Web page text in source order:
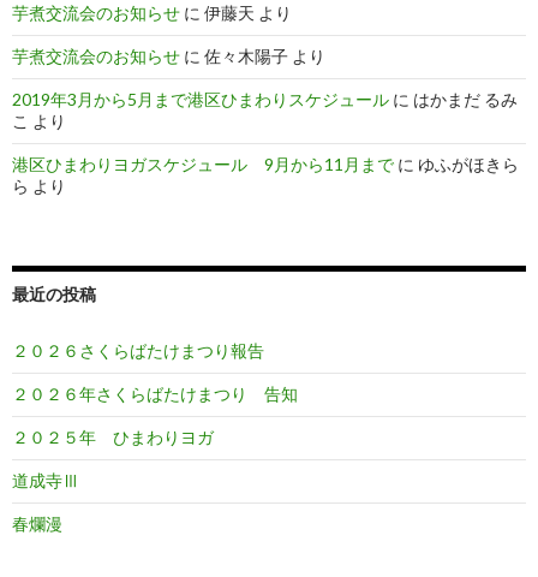
芋煮交流会のお知らせ に 伊藤天 より
芋煮交流会のお知らせ に 佐々木陽子 より
2019年3月から5月まで港区ひまわりスケジュール に はかまだ るみ
こ より
港区ひまわりヨガスケジュール 9月から11月まで に ゆふがほきら
ら より
最近の投稿
２０２６さくらばたけまつり報告
２０２６年さくらばたけまつり 告知
２０２５年 ひまわりヨガ
道成寺Ⅲ
春爛漫